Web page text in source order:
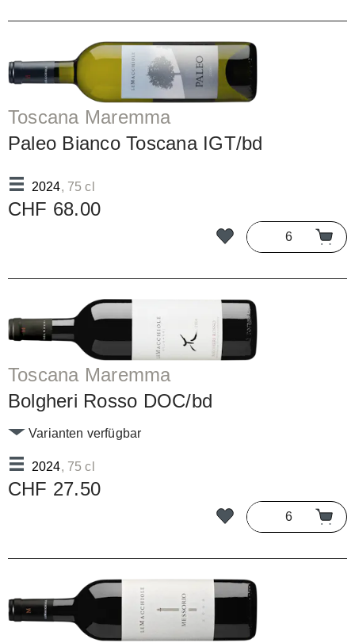
Toscana Maremma
Paleo Bianco Toscana IGT/bd
2024, 75 cl
CHF 68.00
Toscana Maremma
Bolgheri Rosso DOC/bd
2024, 75 cl
Varianten verfügbar
CHF 27.50